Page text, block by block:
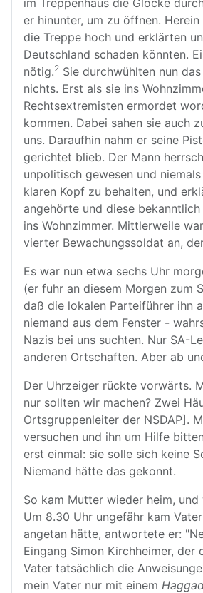
im Treppenhaus die Glocke
er hinunter, um zu öffnen.
die Treppe hoch und erklärten
Deutschland schaden könnten.
nötig.2 Sie durchwühlten nun
nichts. Erst als sie ins
Rechtsextremisten ermordet
kommen. Dabei sahen sie auch
uns. Daraufhin nahm er seine
gerichtet blieb. Der Mann
unpolitisch gewesen und
klaren Kopf zu behalten, und
angehörte und diese
ins Wohnzimmer. Mittlerweile
vierter Bewachungssoldat an,
Es war nun etwa sechs Uhr
(er fuhr an diesem Morgen zum
daß die lokalen Parteiführer ihn
niemand aus dem Fenster -
Nazis bei uns suchten. Nur SA-
anderen Ortschaften. Aber ab
Der Uhrzeiger rückte vorwärts.
nur sollten wir machen? Zwei
Ortsgruppenleiter der NSDAP].
versuchen und ihn um Hilfe
erst einmal: sie solle sich keine
Niemand hätte das gekonnt.
So kam Mutter wieder heim,
Um 8.30 Uhr ungefähr kam
angetan hätte, antwortete er:
Eingang Simon Kirchheimer,
Vater tatsächlich die
mein Vater nur mit einem